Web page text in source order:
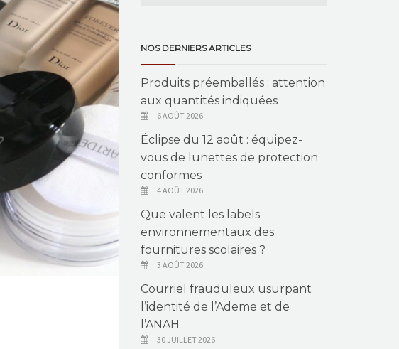
NOS DERNIERS ARTICLES
Produits préemballés : attention
aux quantités indiquées
6 AOÛT 2026
Éclipse du 12 août : équipez-
vous de lunettes de protection
conformes
4 AOÛT 2026
Que valent les labels
environnementaux des
fournitures scolaires ?
3 AOÛT 2026
Courriel frauduleux usurpant
l’identité de l’Ademe et de
l’ANAH
30 JUILLET 2026